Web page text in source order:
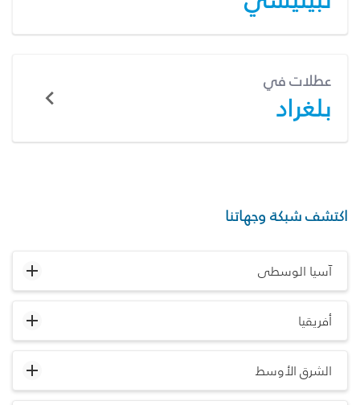
عطلات في
بلغراد
اكتشف شبكة وجهاتنا
آسيا الوسطى
أفريقيا
الشرق الأوسط